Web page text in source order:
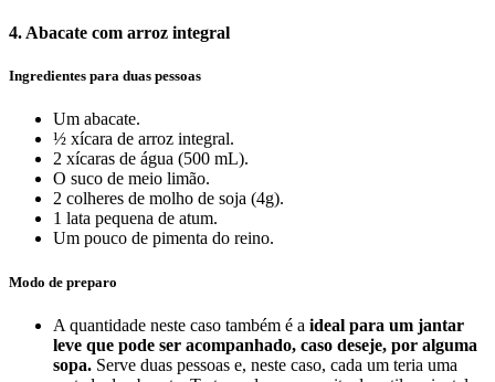
4. Abacate com arroz integral
Ingredientes para duas pessoas
Um abacate.
½ xícara de arroz integral.
2 xícaras de água (500 mL).
O suco de meio limão.
2 colheres de molho de soja (4g).
1 lata pequena de atum.
Um pouco de pimenta do reino.
Modo de preparo
A quantidade neste caso também é a ideal para um jantar
leve que pode ser acompanhado, caso deseje, por alguma
sopa. Serve duas pessoas e, neste caso, cada um teria uma